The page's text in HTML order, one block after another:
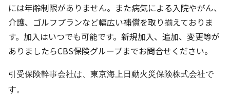
には年齢制限がありません。また病気による入院やがん、
介護、ゴルフプランなど幅広い補償を取り揃えておりま
す。加入はいつでも可能です。新規加入、追加、変更等が
ありましたらCBS保険グループまでお問合せください。
引受保険幹事会社は、東京海上日動火災保険株式会社で
す。